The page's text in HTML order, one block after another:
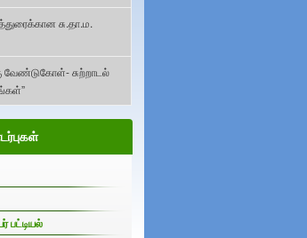
சு.தா.ம.
வேண்டுகோள்- சுற்றாடல்
பட்டியல்